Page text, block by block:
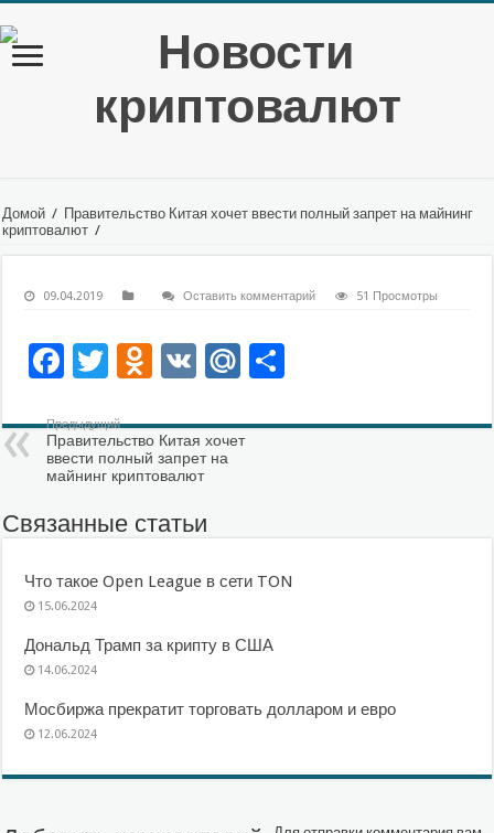
Домой / Правительство Китая хочет ввести полный запрет на майнинг
криптовалют /
09.04.2019 Оставить комментарий 51 Просмотры
Facebook
Twitter
Odnoklassniki
VK Mail.Ru
Предыдущий
Правительство Китая хочет
ввести полный запрет на
майнинг криптовалют
Связанные статьи
Что такое Open League в сети TON
15.06.2024
Дональд Трамп за крипту в США
14.06.2024
Мосбиржа прекратит торговать долларом и евро
12.06.2024